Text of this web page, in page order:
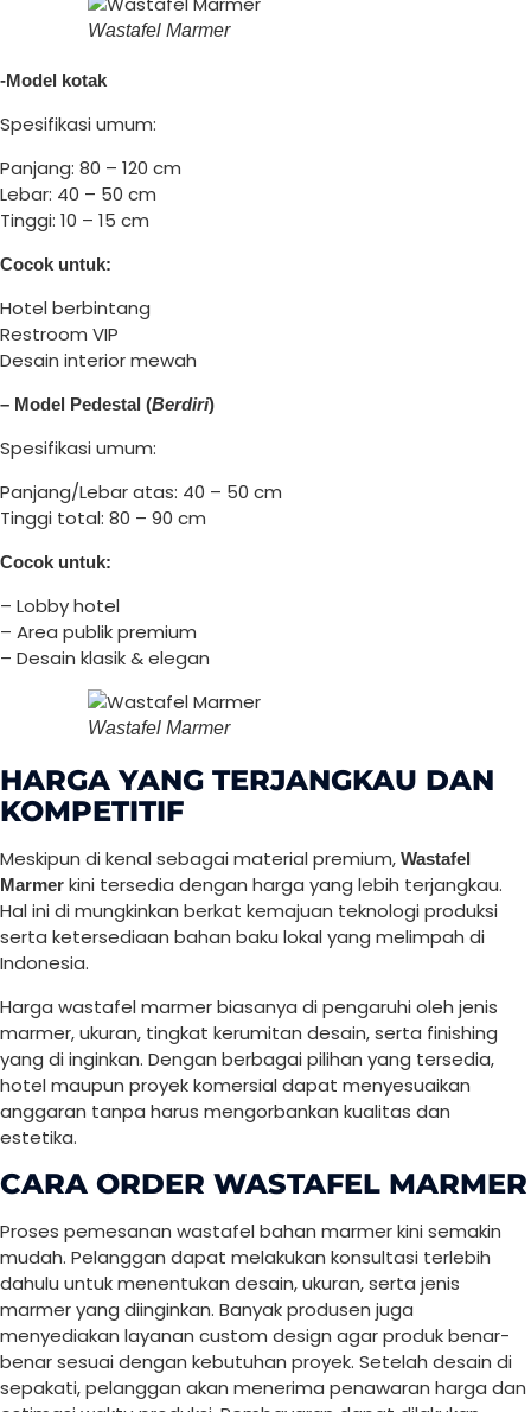
Wastafel Marmer
-Model kotak
Spesifikasi umum:
Panjang: 80 – 120 cm
Lebar: 40 – 50 cm
Tinggi: 10 – 15 cm
Cocok untuk:
Hotel berbintang
Restroom VIP
Desain interior mewah
– Model Pedestal (Berdiri)
Spesifikasi umum:
Panjang/Lebar atas: 40 – 50 cm
Tinggi total: 80 – 90 cm
Cocok untuk:
– Lobby hotel
– Area publik premium
– Desain klasik & elegan
Wastafel Marmer
HARGA YANG TERJANGKAU DAN
KOMPETITIF
Meskipun di kenal sebagai material premium, Wastafel
Marmer kini tersedia dengan harga yang lebih terjangkau.
Hal ini di mungkinkan berkat kemajuan teknologi produksi
serta ketersediaan bahan baku lokal yang melimpah di
Indonesia.
Harga wastafel marmer biasanya di pengaruhi oleh jenis
marmer, ukuran, tingkat kerumitan desain, serta finishing
yang di inginkan. Dengan berbagai pilihan yang tersedia,
hotel maupun proyek komersial dapat menyesuaikan
anggaran tanpa harus mengorbankan kualitas dan
estetika.
CARA ORDER WASTAFEL MARMER
Proses pemesanan wastafel bahan marmer kini semakin
mudah. Pelanggan dapat melakukan konsultasi terlebih
dahulu untuk menentukan desain, ukuran, serta jenis
marmer yang diinginkan. Banyak produsen juga
menyediakan layanan custom design agar produk benar-
benar sesuai dengan kebutuhan proyek. Setelah desain di
sepakati, pelanggan akan menerima penawaran harga dan